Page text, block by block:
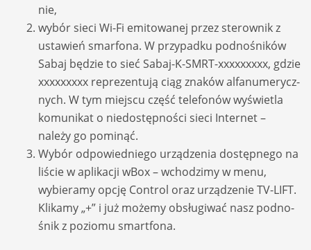
nie,
wybór sieci Wi-Fi emi­to­wa­nej przez ste­row­nik z
usta­wień smar­fona. W przy­padku podno­śników
Sabaj będzie to sieć Sabaj-K-SMRT-xxxxxxxxx, gdzie
xxxxxxxxx repre­zen­tują ciąg zna­ków alfa­nu­me­rycz­
nych. W tym miej­scu część tele­fo­nów wyświe­tla
komu­ni­kat o nie­do­stęp­no­ści sieci Inter­net –
należy go pomi­nąć.
Wybór odpo­wied­niego urzą­dze­nia dostęp­nego na
liście w apli­ka­cji wBox – wcho­dzimy w menu,
wybie­ramy opcję Con­trol oraz urzą­dze­nie TV-LIFT.
Kli­kamy „+” i już możemy obsłu­gi­wać nasz podno­
śnik z poziomu smart­fona.